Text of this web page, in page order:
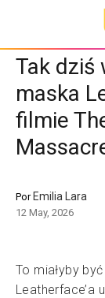
Tak dziś
maska
filmie
Por Emilia Lara
12 May, 2026
To miałyby
Leatherface’a